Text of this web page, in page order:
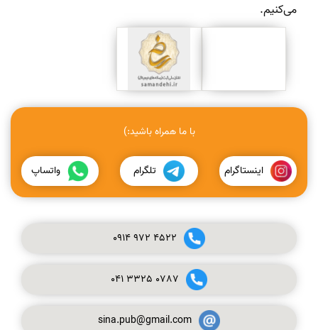
می‌کنیم.
با ما همراه باشید:)
اینستاگرام تلگرام واتساپ
0914972 4522
041 3325 0787
sina.pub@gmail.com